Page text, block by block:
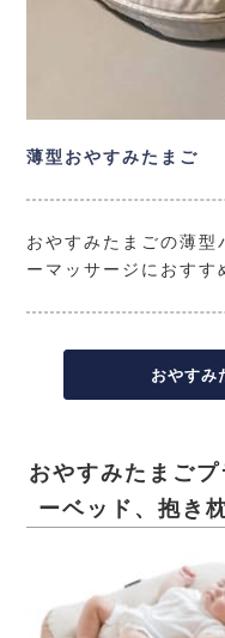
薄型おやすみたまご
おやすみたまごの薄型
ーマッサージにおす
おやすみ
おやすみたまごプ
ーベッド、抱き